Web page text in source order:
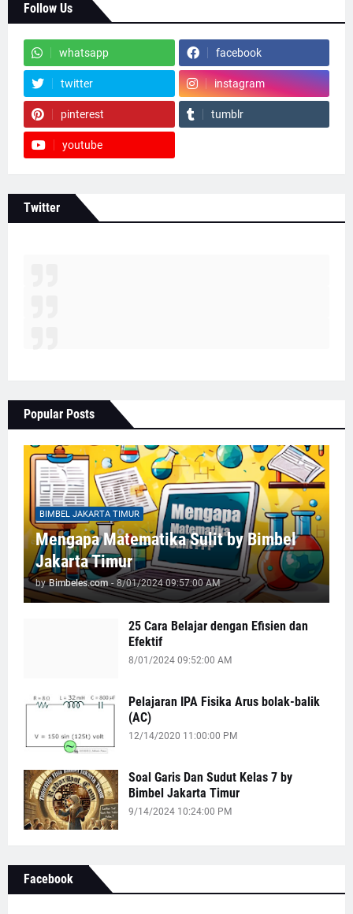
Follow Us
whatsapp facebook
twitter instagram
pinterest tumblr
youtube
Twitter
Popular Posts
BIMBEL JAKARTA TIMUR
Mengapa Matematika Sulit by Bimbel
Jakarta Timur
by Bimbeles.com - 8/01/2024 09:57:00 AM
25 Cara Belajar dengan Efisien dan
Efektif
8/01/2024 09:52:00 AM
Pelajaran IPA Fisika Arus bolak-balik
(AC)
12/14/2020 11:00:00 PM
Soal Garis Dan Sudut Kelas 7 by
Bimbel Jakarta Timur
9/14/2024 10:24:00 PM
Facebook